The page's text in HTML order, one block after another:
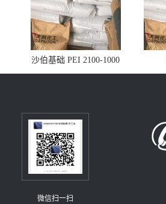
沙伯基础 PEI 2100-1000
微信扫一扫